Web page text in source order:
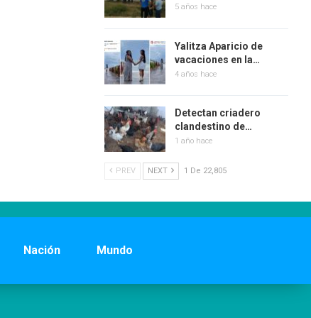
5 años hace
Yalitza Aparicio de
vacaciones en la…
4 años hace
Detectan criadero
clandestino de…
1 año hace
PREV NEXT 1 De 22,805
Nación Mundo